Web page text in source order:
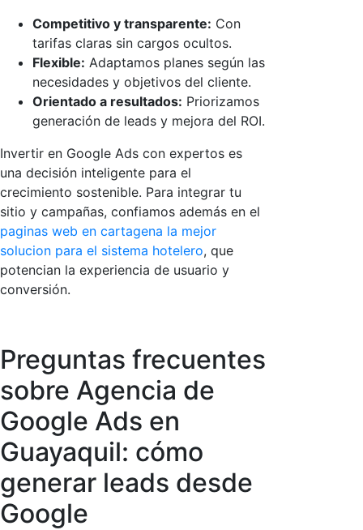
Competitivo y transparente: Con
tarifas claras sin cargos ocultos.
Flexible: Adaptamos planes según las
necesidades y objetivos del cliente.
Orientado a resultados: Priorizamos
generación de leads y mejora del ROI.
Invertir en Google Ads con expertos es
una decisión inteligente para el
crecimiento sostenible. Para integrar tu
sitio y campañas, confiamos además en el
paginas web en cartagena la mejor
solucion para el sistema hotelero, que
potencian la experiencia de usuario y
conversión.
Preguntas frecuentes
sobre Agencia de
Google Ads en
Guayaquil: cómo
generar leads desde
Google